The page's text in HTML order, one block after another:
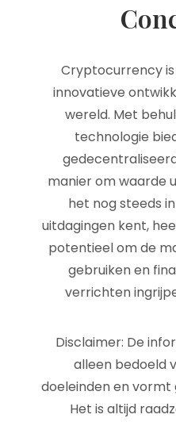
Cryptocurrency
innovatieve
wereld. Met
technologie
manier om waarde
het nog steeds
uitdagingen kent,
potentieel om de
gebruiken en
verrichten
Disclaimer: De
alleen bedoeld
doeleinden en vormt
Het is altijd